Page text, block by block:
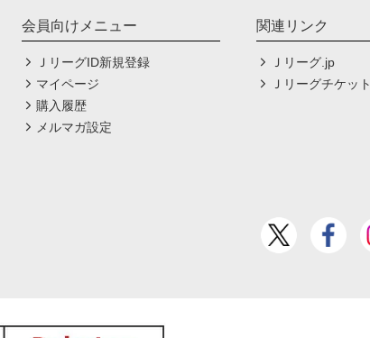
会員向けメニュー
ＪリーグID新規登録
マイページ
購入履歴
メルマガ設定
関連リンク
Ｊリーグ.jp
Ｊリーグチケット